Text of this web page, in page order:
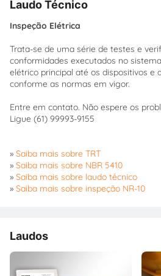
Laudo Técnico
Inspeção Elétrica
Trata-se de uma série de testes e
conformidades executados no
elétrico principal até os dispositivos e
conforme as normas em vigor.
Entre em contato. Não espere os
Ligue (61) 99993-9155
» Saiba mais sobre TRT
» Saiba mais sobre NBR 5410
» Saiba mais sobre laudo técnico
» Saiba mais sobre inspeção NR-10
Laudos